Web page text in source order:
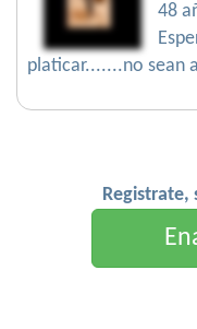
48
platicar.......no sean
Registrate,